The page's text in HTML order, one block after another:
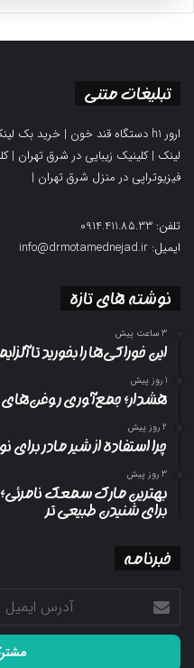
تبلیغات متنی
ارور h1 دستگاه قند خون | خرید بک
لینک |کلینیک زیبایی در شرق تهران |
فیزیوتراپی در منزل شرق تهران |
تلفن: 0914.411.85.33
ایمیل: info@drmotamednejad.ir
نوشته های تازه
3 ساعت پیش
این خوراکی‌ها را بخورید تا
1 روز پیش
هشدار؛ جمع‌آوری روغن‌های
2 روز پیش
چرا استفاده از شیر مادر
3 روز پیش
بهترین مارک سمعک
برای شنیدن طبیعی تر
خبرنامه
آدرس
ایمیل
خود